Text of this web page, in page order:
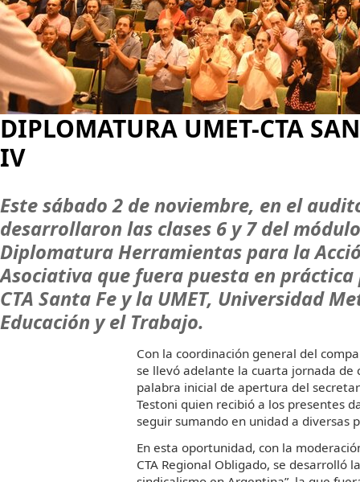
DIPLOMATURA UMET-CTA
IV
Este sábado 2 de noviembre, en el
desarrollaron las clases 6 y 7 del
Diplomatura Herramientas para la
Asociativa que fuera puesta en
CTA Santa Fe y la UMET, Universidad
Educación y el Trabajo.
Con la coordinación general del
se llevó adelante la cuarta jornada de
palabra inicial de apertura del
Testoni quien recibió a los presentes
seguir sumando en unidad a diversas
En esta oportunidad, con la
CTA Regional Obligado, se desarrolló